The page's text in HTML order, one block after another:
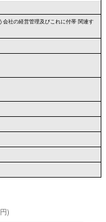
会社の経営管理及びこれに付帯 関連す